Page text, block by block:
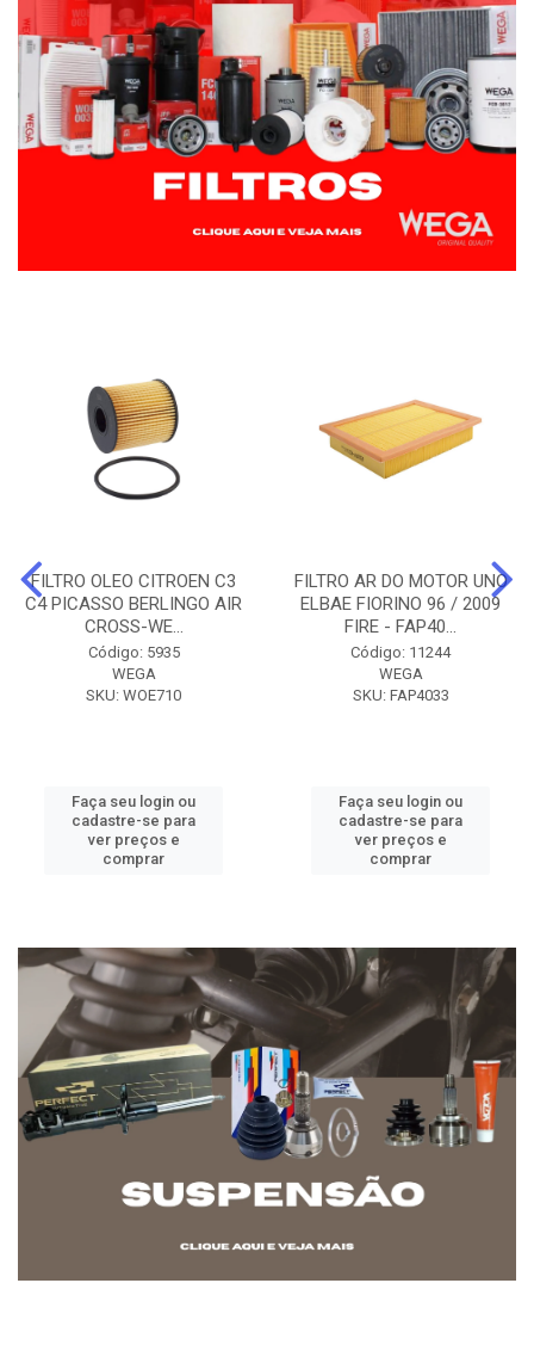
FILTRO OLEO CITROEN C3
C4 PICASSO BERLINGO AIR
CROSS-WE...
Código: 5935
WEGA
SKU: WOE710
Faça seu login ou
cadastre-se para
ver preços e
comprar
FILTRO AR DO MOTOR UNO
ELBAE FIORINO 96 / 2009
FIRE - FAP40...
Código: 11244
WEGA
SKU: FAP4033
Faça seu login ou
cadastre-se para
ver preços e
comprar